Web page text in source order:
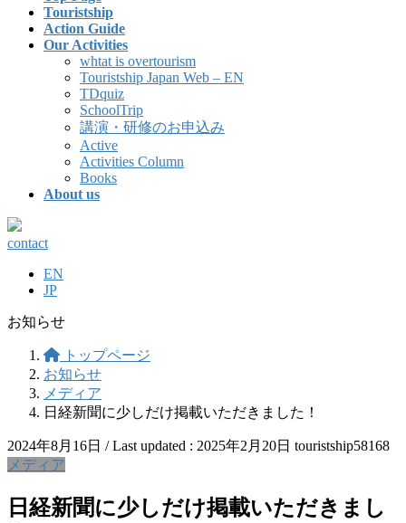
Touristship
Action Guide
Our Activities
whtat is overtourism
Touristship Japan Web – EN
TDquiz
SchoolTrip
講演・研修のお申込み
Active
Activities Column
Books
About us
contact
EN
JP
お知らせ
トップページ
お知らせ
メディア
日経新聞に少しだけ掲載いただきました！
2024年8月16日 / Last updated : 2025年2月20日 touristship58168
メディア
日経新聞に少しだけ掲載いただきまし